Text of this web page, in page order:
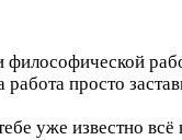
просто
уже известно